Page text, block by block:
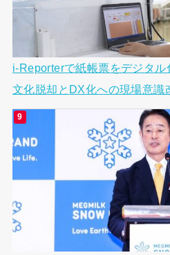
i-Reporterで紙帳票をデジタ
文化脱却とDX化への現場意識